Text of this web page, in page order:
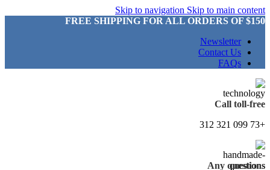
Skip to navigation Skip to main content
FREE SHIPPING FOR ALL ORDERS OF $150
Newsletter
Contact Us
FAQs
Call toll-free
+73 099 321 312
Any questions